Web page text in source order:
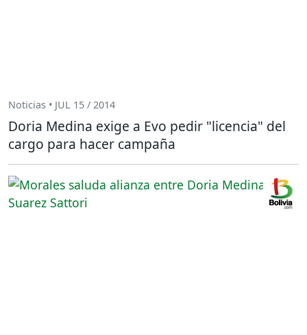
Noticias • JUL 15 / 2014
Doria Medina exige a Evo pedir "licencia" del
cargo para hacer campaña